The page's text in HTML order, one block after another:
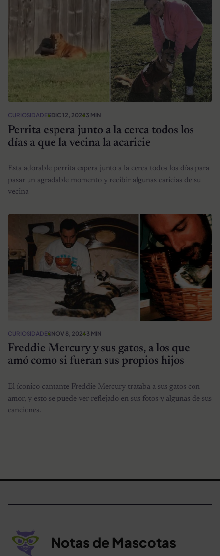
CURIOSIDADESDIC 12, 20243 MIN
Perrita espera junto a la cerca todos los
días a que la vecina la acaricie
Esta adorable perrita espera junto a la cerca todos los días para
pasar un agradable momento y recibir algunas caricias de su
vecina
CURIOSIDADESNOV 8, 20243 MIN
Freddie Mercury y sus gatos, a los que
amó como si fueran sus propios hijos
El íconico cantante Freddie Mercury trataba a sus gatos con
amor, y esto se puede ver reflejado en sus fotos y algunas de sus
canciones.
Notas de Mascotas